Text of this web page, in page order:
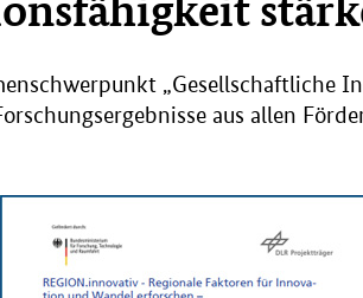
„Gesellschaftliche
aus allen